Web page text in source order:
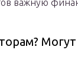
важную